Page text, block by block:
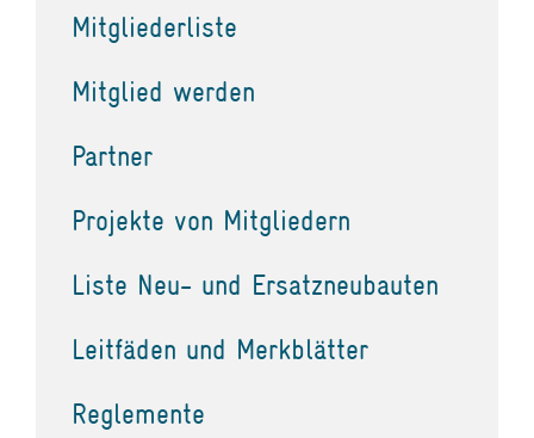
Mitgliederliste
Mitglied werden
Partner
Projekte von Mitgliedern
Liste Neu- und Ersatzneubauten
Leitfäden und Merkblätter
Reglemente